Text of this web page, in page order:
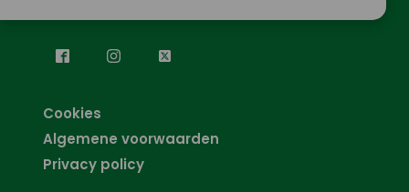
Cookies
Algemene voorwaarden
Privacy policy